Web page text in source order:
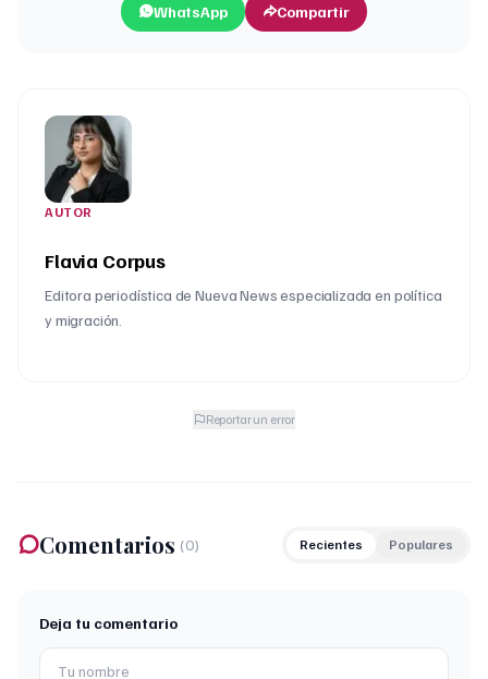
WhatsApp Compartir
AUTOR
Flavia Corpus
Editora periodística de Nueva News especializada en política
y migración.
Reportar un error
Comentarios (0) Recientes Populares
Deja tu comentario